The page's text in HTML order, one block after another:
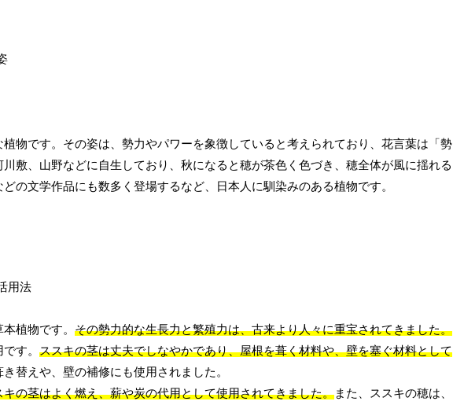
物です。その姿は、勢力やパワーを象徴していると考えられており、花言葉は「勢
敷、山野などに自生しており、秋になると穂が茶色く色づき、穂全体が風に揺れる
の文学作品にも数多く登場するなど、日本人に馴染みのある植物です。
植物です。 その勢力的な生長力と繁殖力は、古来より人々に重宝されてきました。
す。 ススキの茎は丈夫でしなやかであり、屋根を葺く材料や、壁を塞ぐ材料として
替えや、壁の補修にも使用されました。
キの茎はよく燃え、薪や炭の代用として使用されてきました。また、ススキの穂は、